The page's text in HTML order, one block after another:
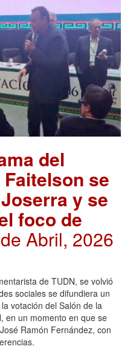
del
se
y se
foco de
Abril, 2026
de TUDN, se volvió
sociales se difundiera un
votación del Salón de la
en un momento en que se
Ramón Fernández, con